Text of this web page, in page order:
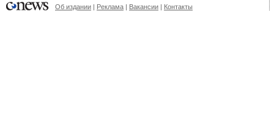
Об издании | Реклама | Вакансии | Контакты